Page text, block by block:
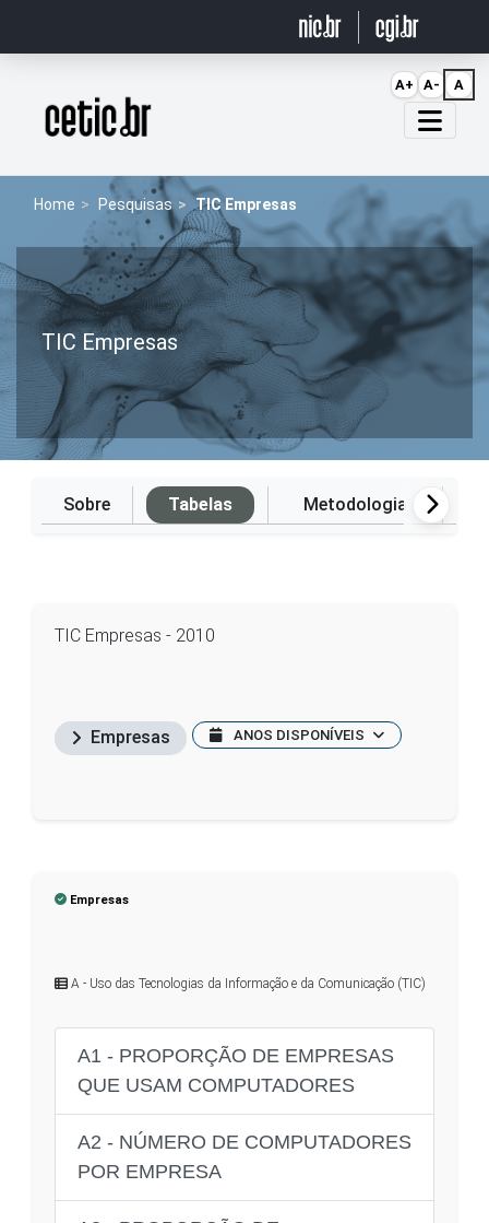
Página inicial
Home Pesquisas TIC Empresas
TIC Empresas
Sobre Tabelas Metodologia
TIC Empresas - 2010
Empresas ANOS DISPONÍVEIS
Empresas
A - Uso das Tecnologias da Informação e da Comunicação (TIC)
A1 - PROPORÇÃO DE EMPRESAS
QUE USAM COMPUTADORES
A2 - NÚMERO DE COMPUTADORES
POR EMPRESA
A+ A- A